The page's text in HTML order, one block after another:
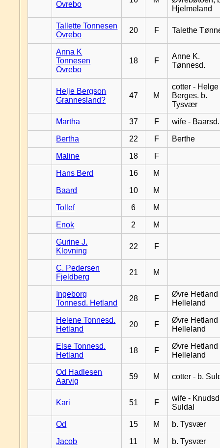
Ovrebo
Hjelmeland
Tallette Tonnesen
Ovrebo
20 F Talethe
Anna K
Tonnesen
Ovrebo
18 F
Anne K.
Tønnesd.
Helje Bergson
Grannesland?
47 M
cotter - Helge
Berges. b.
Tysvær
Martha 37 F wife - Baarsd.
Bertha 22 F Berthe
Maline 18 F
Hans Berd 16 M
Baard 10 M
Tollef 6 M
Enok 2 M
Gurine J.
Klovning
22 F
C. Pedersen
Fjeldberg
21 M
Ingeborg
Tonnesd. Hetland
28 F
Øvre Hetland
Helleland
Helene Tonnesd.
Hetland
20 F
Øvre Hetland
Helleland
Else Tonnesd.
Hetland
18 F
Øvre Hetland
Helleland
Od Hadlesen
Aarvig
59 M cotter - b.
Kari 51 F
wife -
Suldal
Od 15 M b. Tysvær
Jacob 11 M b. Tysvær